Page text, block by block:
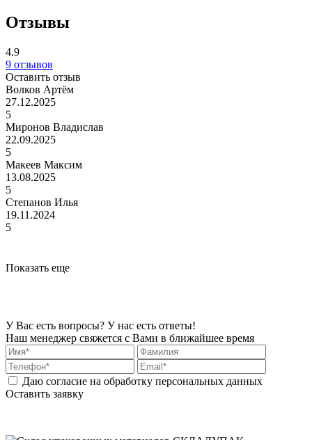
Отзывы
4.9
9 отзывов
Оставить отзыв
Волков Артём
27.12.2025
5
Миронов Владислав
22.09.2025
5
Макеев Максим
13.08.2025
5
Степанов Илья
19.11.2024
5
Показать еще
У Вас есть вопросы? У нас есть ответы!
Наш менеджер свяжется с Вами в ближайшее время
Даю согласие на обработку персональных данных
Оставить заявку